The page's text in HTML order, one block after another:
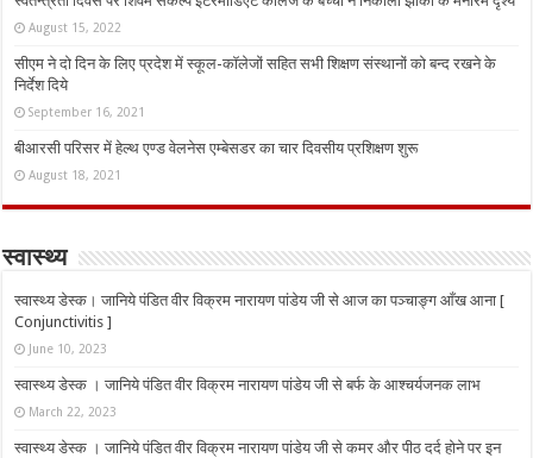
August 15, 2022
सीएम ने दो दिन के लिए प्रदेश में स्कूल-कॉलेजों सहित सभी शिक्षण संस्थानों को बन्द रखने के
निर्देश दिये
September 16, 2021
बीआरसी परिसर में हेल्थ एण्ड वेलनेस एम्बेसडर का चार दिवसीय प्रशिक्षण शुरू
August 18, 2021
स्वास्थ्य
स्वास्थ्य डेस्क। जानिये पंडित वीर विक्रम नारायण पांडेय जी से आज का पञ्चाङ्ग आँख आना [
Conjunctivitis ]
June 10, 2023
स्वास्थ्य डेस्क । जानिये पंडित वीर विक्रम नारायण पांडेय जी से बर्फ के आश्चर्यजनक लाभ
March 22, 2023
स्वास्थ्य डेस्क । जानिये पंडित वीर विक्रम नारायण पांडेय जी से कमर और पीठ दर्द होने पर इन